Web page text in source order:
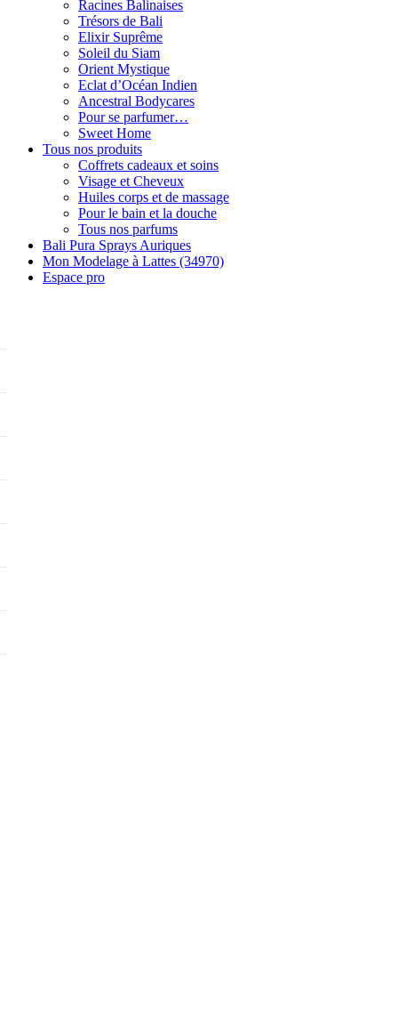
Racines Balinaises
Trésors de Bali
Elixir Suprême
Soleil du Siam
Orient Mystique
Eclat d’Océan Indien
Ancestral Bodycares
Pour se parfumer…
Sweet Home
Tous nos produits
Coffrets cadeaux et soins
Visage et Cheveux
Huiles corps et de massage
Pour le bain et la douche
Tous nos parfums
Bali Pura Sprays Auriques
Mon Modelage à Lattes (34970)
Espace pro